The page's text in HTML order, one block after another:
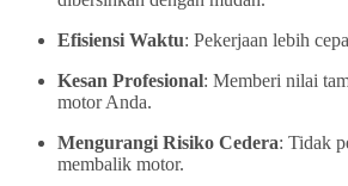
Efisiensi Waktu: Pekerjaan lebih
Kesan Profesional: Memberi nilai
motor Anda.
Mengurangi Risiko Cedera: Tidak
membalik motor.